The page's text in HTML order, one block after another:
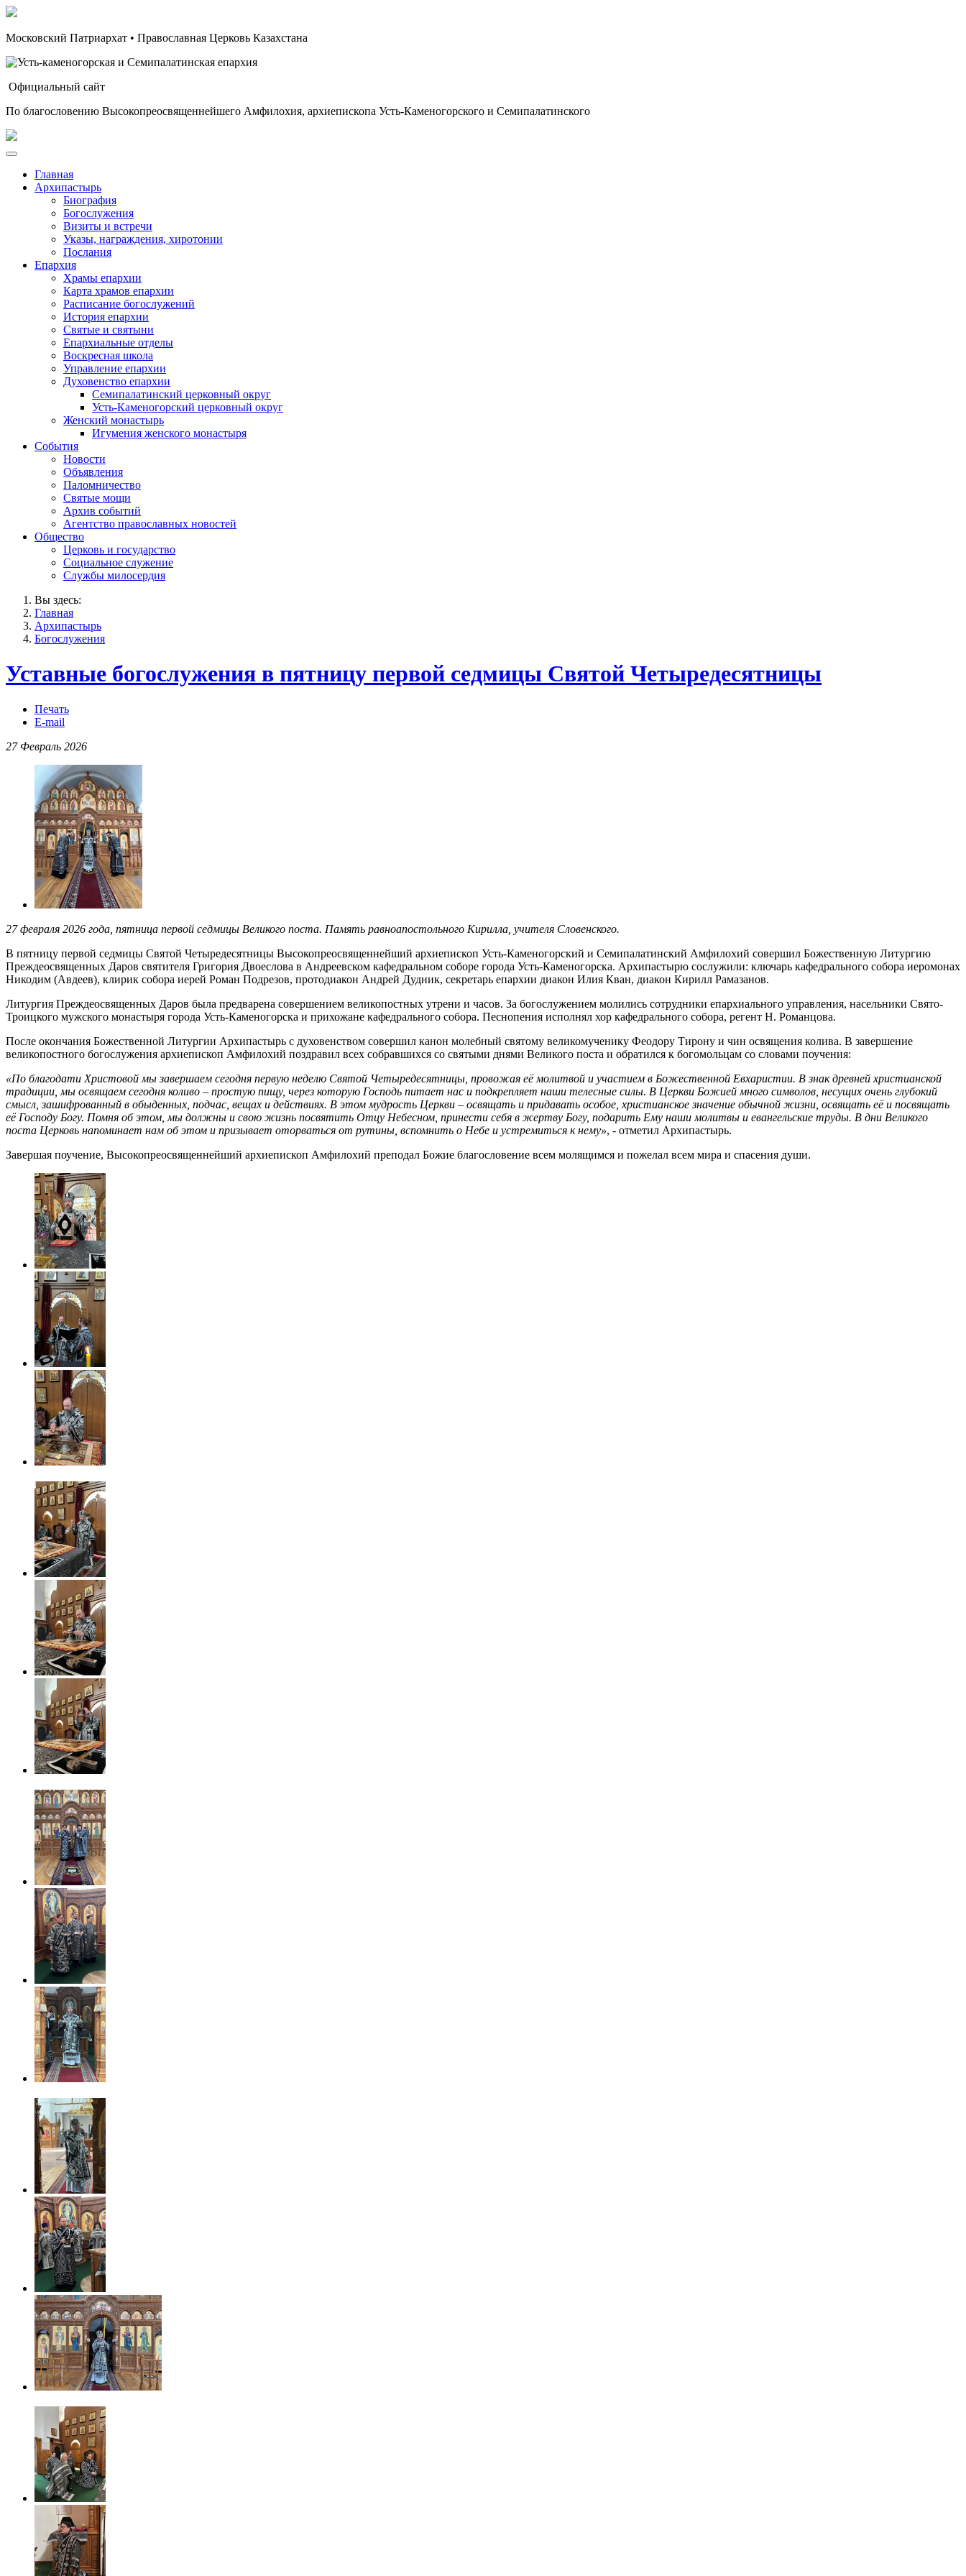
Московский Патриархат • Православная Церковь Казахстана
Официальный сайт
По благословению Высокопреосвященнейшего Амфилохия, архиепископа Усть-Каменогорского и Семипалатинского
Главная
Архипастырь
Биография
Богослужения
Визиты и встречи
Указы, награждения, хиротонии
Послания
Епархия
Храмы епархии
Карта храмов епархии
Расписание богослужений
История епархии
Святые и святыни
Епархиальные отделы
Воскресная школа
Управление епархии
Духовенство епархии
Семипалатинский церковный округ
Усть-Каменогорский церковный округ
Женский монастырь
Игумения женского монастыря
События
Новости
Объявления
Паломничество
Святые мощи
Архив событий
Агентство православных новостей
Общество
Церковь и государство
Социальное служение
Службы милосердия
Вы здесь:
Главная
Архипастырь
Богослужения
Уставные богослужения в пятницу первой седмицы Святой Четыредесятницы
Печать
E-mail
27 Февраль 2026
27 февраля 2026 года, пятница первой седмицы Великого поста. Память равноапостольного Кирилла, учителя Словенского.
В пятницу первой седмицы Святой Четыредесятницы Высокопреосвященнейший архиепископ Усть-Каменогорский и Семипалатинский Амфилохий совершил Божественную Литургию
Преждеосвященных Даров святителя Григория Двоеслова в Андреевском кафедральном соборе города Усть-Каменогорска. Архипастырю сослужили: ключарь кафедрального собора иеромонах
Никодим (Авдеев), клирик собора иерей Роман Подрезов, протодиакон Андрей Дудник, секретарь епархии диакон Илия Кван, диакон Кирилл Рамазанов.
Литургия Преждеосвященных Даров была предварена совершением великопостных утрени и часов. За богослужением молились сотрудники епархиального управления, насельники Свято-
Троицкого мужского монастыря города Усть-Каменогорска и прихожане кафедрального собора. Песнопения исполнял хор кафедрального собора, регент Н. Романцова.
После окончания Божественной Литургии Архипастырь с духовенством совершил канон молебный святому великомученику Феодору Тирону и чин освящения колива. В завершение
великопостного богослужения архиепископ Амфилохий поздравил всех собравшихся со святыми днями Великого поста и обратился к богомольцам со словами поучения:
«По благодати Христовой мы завершаем сегодня первую неделю Святой Четыредесятницы, провожая её молитвой и участием в Божественной Евхаристии. В знак древней христианской
традиции, мы освящаем сегодня коливо – простую пищу, через которую Господь питает нас и подкрепляет наши телесные силы. В Церкви Божией много символов, несущих очень глубокий
смысл, зашифрованный в обыденных, подчас, вещах и действиях. В этом мудрость Церкви – освящать и придавать особое, христианское значение обычной жизни, освящать её и посвящать
её Господу Богу. Помня об этом, мы должны и свою жизнь посвятить Отцу Небесном, принести себя в жертву Богу, подарить Ему наши молитвы и евангельские труды. В дни Великого
поста Церковь напоминает нам об этом и призывает оторваться от рутины, вспомнить о Небе и устремиться к нему», - отметил Архипастырь.
Завершая поучение, Высокопреосвященнейший архиепископ Амфилохий преподал Божие благословение всем молящимся и пожелал всем мира и спасения души.